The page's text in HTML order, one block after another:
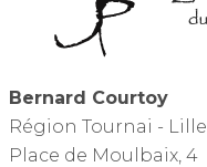
Bernard Courtoy
Région Tournai - Lille
Place de Moulbaix, 4